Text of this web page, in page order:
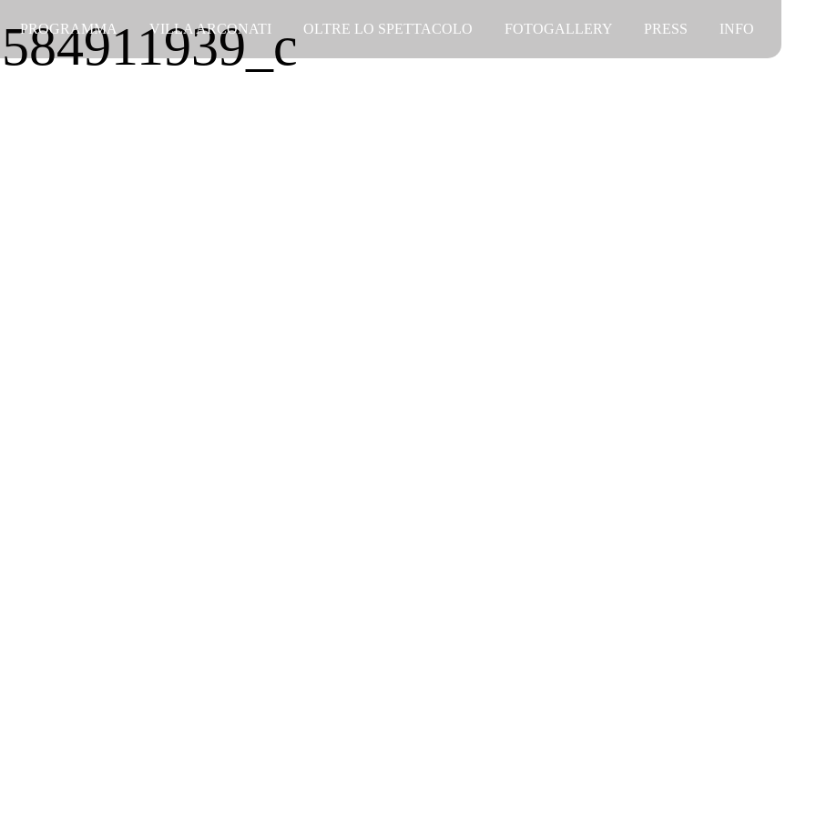
PROGRAMMA VILLA ARCONATI OLTRE LO SPETTACOLO FOTOGALLERY PRESS INFO